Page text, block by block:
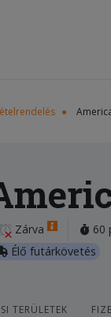
Zárva 60
Élő futárkövetés
TERÜLETEK